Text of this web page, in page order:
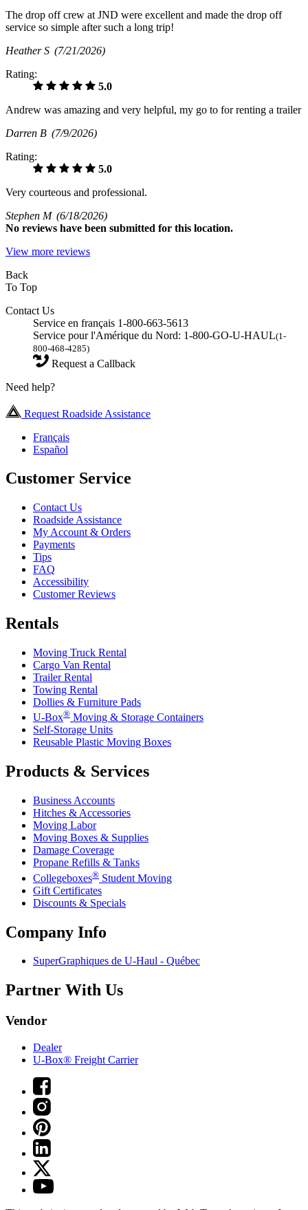
The drop off crew at JND were excellent and made the drop off
service so simple after such a long trip!
Heather S (7/21/2026)
Rating:
5.0
Andrew was amazing and very helpful, my go to for renting a trailer
Darren B (7/9/2026)
Rating:
5.0
Very courteous and professional.
Stephen M (6/18/2026)
No reviews have been submitted for this location.
View more reviews
Back
To Top
Contact Us
Service en français 1-800-663-5613
Service pour l'Amérique du Nord: 1-800-GO-U-HAUL(1-
800-468-4285)
Request a Callback
Need help?
Request Roadside Assistance
Français
Español
Customer Service
Contact Us
Roadside Assistance
My Account & Orders
Payments
Tips
FAQ
Accessibility
Customer Reviews
Rentals
Moving Truck Rental
Cargo Van Rental
Trailer Rental
Towing Rental
Dollies & Furniture Pads
U-Box® Moving & Storage Containers
Self-Storage Units
Reusable Plastic Moving Boxes
Products & Services
Business Accounts
Hitches & Accessories
Moving Labor
Moving Boxes & Supplies
Damage Coverage
Propane Refills & Tanks
Collegeboxes® Student Moving
Gift Certificates
Discounts & Specials
Company Info
SuperGraphiques de U-Haul - Québec
Partner With Us
Vendor
Dealer
U-Box® Freight Carrier